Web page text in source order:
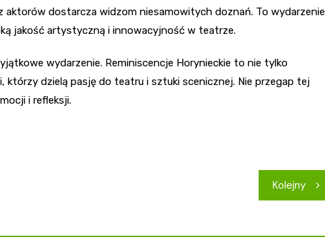
dostarcza widzom niesamowitych doznań. To wydarzenie
jakość artystyczną i innowacyjność w teatrze.
wydarzenie. Reminiscencje Horynieckie to nie tylko
dzielą pasję do teatru i sztuki scenicznej. Nie przegap tej
i refleksji.
Kolejny